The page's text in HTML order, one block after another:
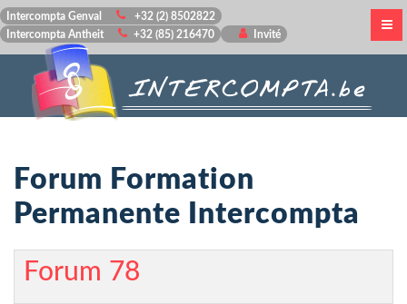
Intercompta Genval
+32 (2) 8502822
Intercompta Antheit
+32 (85) 216470 Invité
Forum Formation
Permanente Intercompta
Forum 78